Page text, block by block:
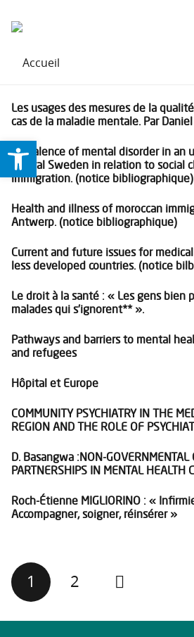
Les usages des mesures de la
cas de la maladie mentale. Par
Prevalence of mental disorder in an
central Sweden in relation to social
immigration. (notice bibliographique)
Health and illness of moroccan
Antwerp. (notice bibliographique)
Current and future issues for
less developed countries. (notice
Le droit à la santé : « Les gens bien
malades qui s’ignorent** ».
Pathways and barriers to mental
and refugees
Hôpital et Europe
COMMUNITY PSYCHIATRY IN THE
REGION AND THE ROLE OF
D. Basangwa :NON-GOVERNMENTAL
PARTNERSHIPS IN MENTAL HEALTH
Roch-Étienne MIGLIORINO : «
Accompagner, soigner, réinsérer »
1 2
Ouvrir la barre d’outils